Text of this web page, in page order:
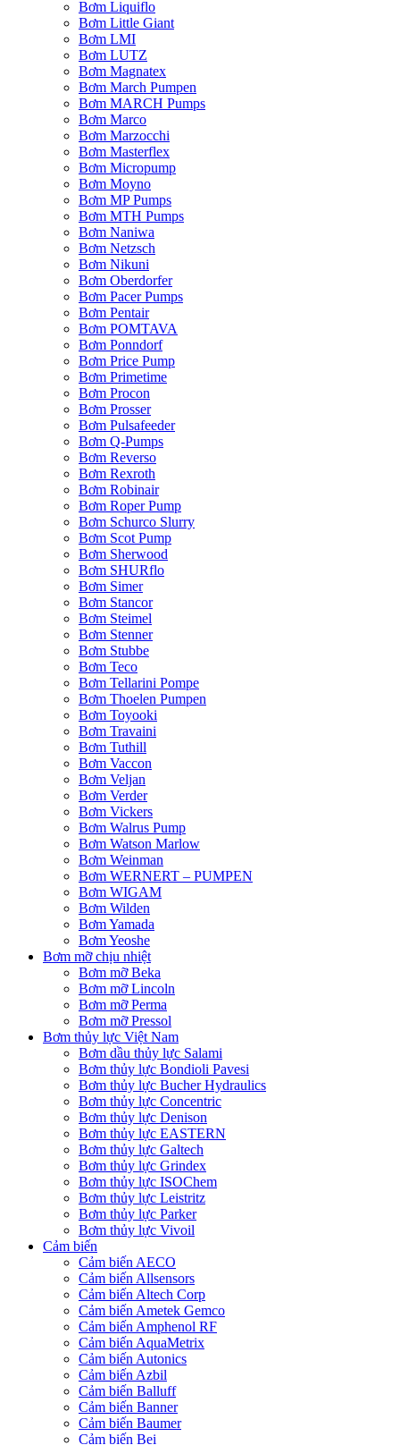
Bơm Liquiflo
Bơm Little Giant
Bơm LMI
Bơm LUTZ
Bơm Magnatex
Bơm March Pumpen
Bơm MARCH Pumps
Bơm Marco
Bơm Marzocchi
Bơm Masterflex
Bơm Micropump
Bơm Moyno
Bơm MP Pumps
Bơm MTH Pumps
Bơm Naniwa
Bơm Netzsch
Bơm Nikuni
Bơm Oberdorfer
Bơm Pacer Pumps
Bơm Pentair
Bơm POMTAVA
Bơm Ponndorf
Bơm Price Pump
Bơm Primetime
Bơm Procon
Bơm Prosser
Bơm Pulsafeeder
Bơm Q-Pumps
Bơm Reverso
Bơm Rexroth
Bơm Robinair
Bơm Roper Pump
Bơm Schurco Slurry
Bơm Scot Pump
Bơm Sherwood
Bơm SHURflo
Bơm Simer
Bơm Stancor
Bơm Steimel
Bơm Stenner
Bơm Stubbe
Bơm Teco
Bơm Tellarini Pompe
Bơm Thoelen Pumpen
Bơm Toyooki
Bơm Travaini
Bơm Tuthill
Bơm Vaccon
Bơm Veljan
Bơm Verder
Bơm Vickers
Bơm Walrus Pump
Bơm Watson Marlow
Bơm Weinman
Bơm WERNERT – PUMPEN
Bơm WIGAM
Bơm Wilden
Bơm Yamada
Bơm Yeoshe
Bơm mỡ chịu nhiệt
Bơm mỡ Beka
Bơm mỡ Lincoln
Bơm mỡ Perma
Bơm mỡ Pressol
Bơm thủy lực Việt Nam
Bơm dầu thủy lực Salami
Bơm thủy lực Bondioli Pavesi
Bơm thủy lực Bucher Hydraulics
Bơm thủy lực Concentric
Bơm thủy lực Denison
Bơm thủy lực EASTERN
Bơm thủy lực Galtech
Bơm thủy lực Grindex
Bơm thủy lực ISOChem
Bơm thủy lực Leistritz
Bơm thủy lực Parker
Bơm thủy lực Vivoil
Cảm biến
Cảm biến AECO
Cảm biến Allsensors
Cảm biến Altech Corp
Cảm biến Ametek Gemco
Cảm biến Amphenol RF
Cảm biến AquaMetrix
Cảm biến Autonics
Cảm biến Azbil
Cảm biến Balluff
Cảm biến Banner
Cảm biến Baumer
Cảm biến Bei